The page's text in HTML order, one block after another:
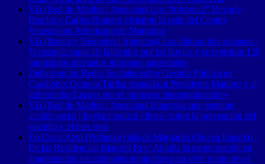
Vía (Red de Medios | Agencias) Los “Informa2” Beverly
Bracho y Carlos Romero visitaron la sede del Centro
Venezolano Americano de Margarita
Vía (Banca y Negocios | Agencias) Las últimas dos semanas |
Venezuela suma 18 fallecidos por las lluvias y se registran 120
municipios afectados informan autoridades
Debate en las Redes Sociales sobre Gestión Pública en
Carabobo: Octavio Táriba respalda al Presidente Maduro y al
gobernador Lacava por el «proceso descentralizador»
Vía (Red de Medios | Agencias) Empresas que generan
acción social | Intylact realizó «lives» sobre la prevención del
suicidio y el mes rosa
En Costa Azul (Porlamar) isla de Margarita (Nueva Esparta) |
En las Residencias Islas del Rey: Alquila la mejor opción en
apartamentos vacacionales equipados para vivir como reyes